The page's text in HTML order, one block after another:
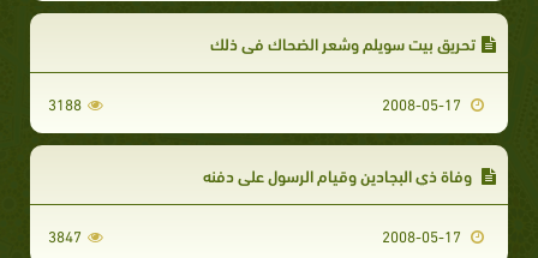
تحريق بيت سويلم وشعر الضحاك في ذلك
3188
وفاة ذي البجادين وقيام الرسول على دفنه
3847